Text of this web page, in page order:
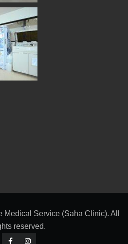
Service (Saha Clinic). All
reserved.